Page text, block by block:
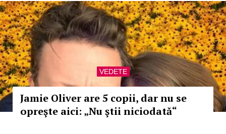
VEDETE
Jamie Oliver are 5 copii, dar nu se
opreşte aici: „Nu ştii niciodată“